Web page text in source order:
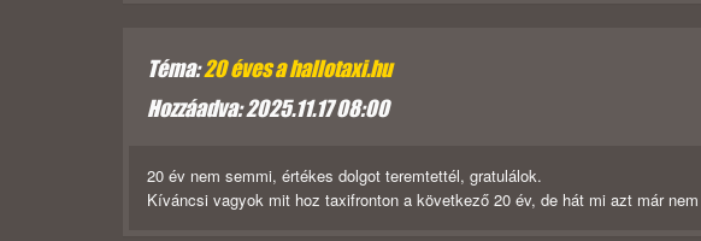
Téma:20 éves a hallotaxi.hu
Hozzáadva: 2025.11.17 08:00
20 év nem semmi, értékes dolgot teremtettél, gratulálok.
Kíváncsi vagyok mit hoz taxifronton a következő 20 év, de hát mi azt már